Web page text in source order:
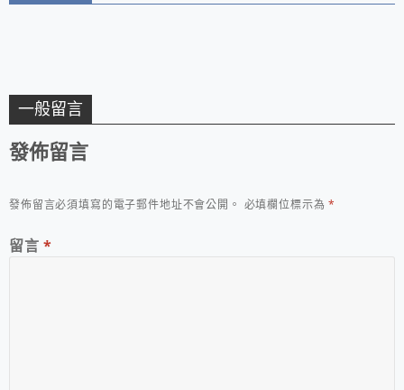
一般留言
發佈留言
發佈留言必須填寫的電子郵件地址不會公開。 必填欄位標示為*
留言 *